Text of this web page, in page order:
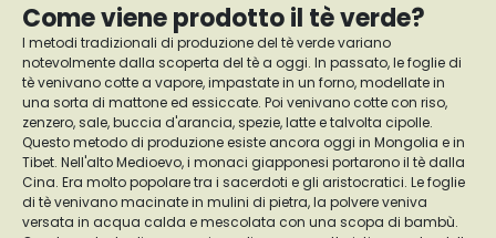
Come viene prodotto il tè verde?
I metodi tradizionali di produzione del tè verde variano
notevolmente dalla scoperta del tè a oggi. In passato, le foglie di
tè venivano cotte a vapore, impastate in un forno, modellate in
una sorta di mattone ed essiccate. Poi venivano cotte con riso,
zenzero, sale, buccia d'arancia, spezie, latte e talvolta cipolle.
Questo metodo di produzione esiste ancora oggi in Mongolia e in
Tibet. Nell'alto Medioevo, i monaci giapponesi portarono il tè dalla
Cina. Era molto popolare tra i sacerdoti e gli aristocratici. Le foglie
di tè venivano macinate in mulini di pietra, la polvere veniva
versata in acqua calda e mescolata con una scopa di bambù.